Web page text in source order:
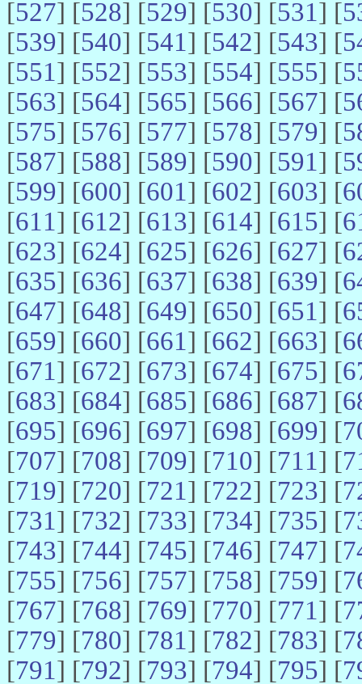
[527] [528] [529] [530] [531] [
[539] [540] [541] [542] [543] [
[551] [552] [553] [554] [555] [
[563] [564] [565] [566] [567] [
[575] [576] [577] [578] [579] [
[587] [588] [589] [590] [591] [
[599] [600] [601] [602] [603] [
[611] [612] [613] [614] [615] [
[623] [624] [625] [626] [627] [
[635] [636] [637] [638] [639] [
[647] [648] [649] [650] [651] [
[659] [660] [661] [662] [663] [
[671] [672] [673] [674] [675] [
[683] [684] [685] [686] [687] [
[695] [696] [697] [698] [699] [
[707] [708] [709] [710] [711] [
[719] [720] [721] [722] [723] [
[731] [732] [733] [734] [735] [
[743] [744] [745] [746] [747] [
[755] [756] [757] [758] [759] [
[767] [768] [769] [770] [771] [
[779] [780] [781] [782] [783] [
[791] [792] [793] [794] [795] [